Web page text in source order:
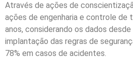
Através de ações de
ações de engenharia e controle de
anos, considerando os dados
implantação das regras de
78% em casos de acidentes.